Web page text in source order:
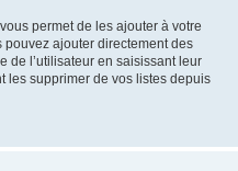
permet de les ajouter à votre
pouvez ajouter directement des
de l’utilisateur en saisissant leur
les supprimer de vos listes depuis